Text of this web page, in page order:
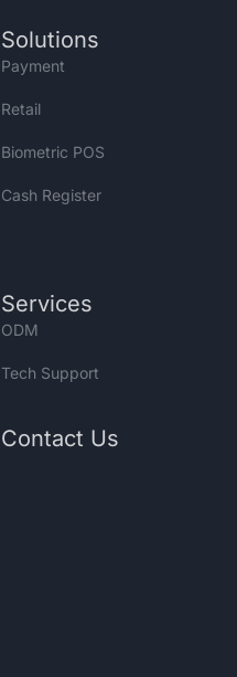
Solutions
Payment
Retail
Biometric POS
Cash Register
Services
ODM
Tech Support
Contact Us